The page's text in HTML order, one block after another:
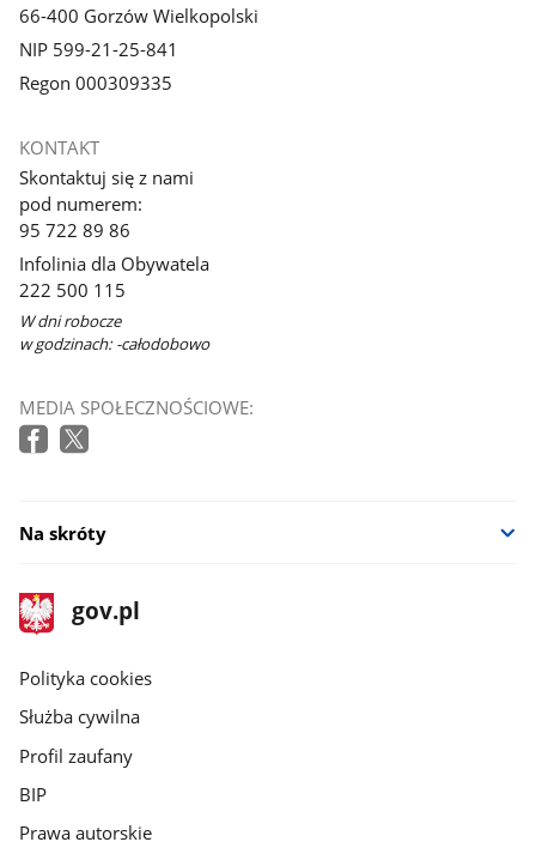
66-400 Gorzów Wielkopolski
NIP 599-21-25-841
Regon 000309335
KONTAKT
Skontaktuj się z nami
pod numerem:
95 722 89 86
Infolinia dla Obywatela
222 500 115
W dni robocze
w godzinach: -całodobowo
MEDIA SPOŁECZNOŚCIOWE:
Na skróty
stopka
gov.pl
Strona
gov.pl
gov.pl
Polityka cookies
Służba cywilna
Profil zaufany
BIP
Prawa autorskie